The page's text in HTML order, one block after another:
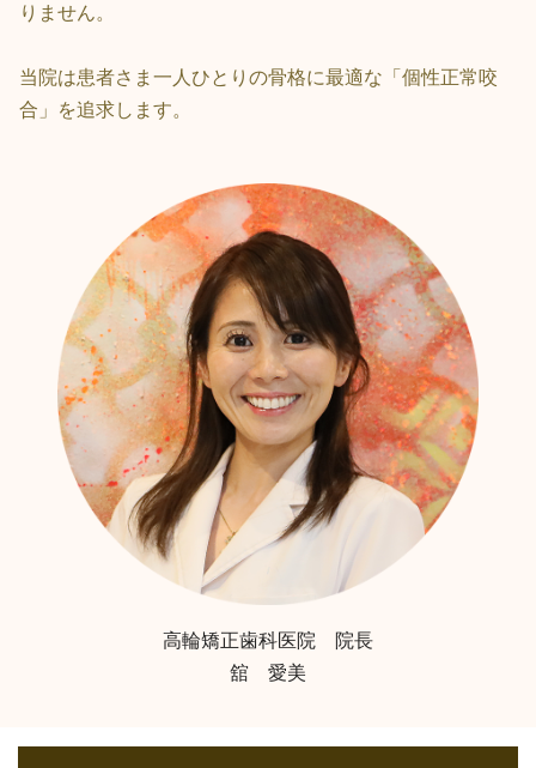
りません。
当院は患者さま一人ひとりの骨格に最適な「個性正常咬
合」を追求します。
高輪矯正歯科医院 院長
舘 愛美